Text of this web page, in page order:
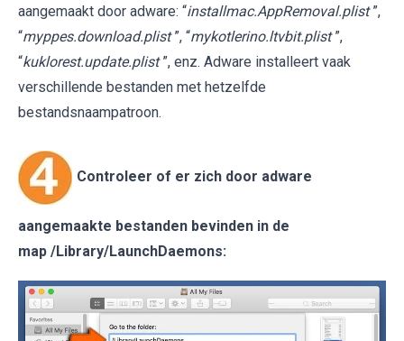
aangemaakt door adware: “installmac.AppRemoval.plist ”,
“myppes.download.plist ”, “mykotlerino.ltvbit.plist ”,
“kuklorest.update.plist ”, enz. Adware installeert vaak
verschillende bestanden met hetzelfde
bestandsnaampatroon.
Controleer of er zich door adware
aangemaakte bestanden bevinden in de
map /Library/LaunchDaemons: